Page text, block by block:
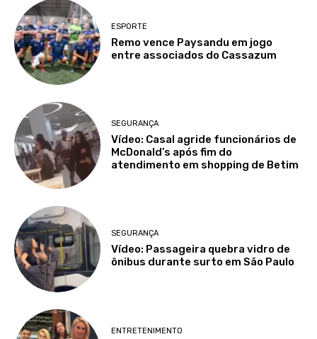
ESPORTE
Remo vence Paysandu em jogo
entre associados do Cassazum
SEGURANÇA
Vídeo: Casal agride funcionários de
McDonald’s após fim do
atendimento em shopping de Betim
SEGURANÇA
Vídeo: Passageira quebra vidro de
ônibus durante surto em São Paulo
ENTRETENIMENTO